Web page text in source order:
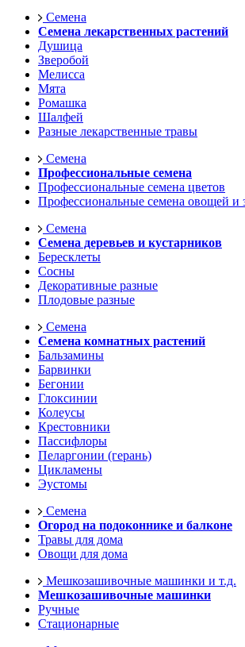
Семена
Семена лекарственных растений
Душица
Зверобой
Мелисса
Мята
Ромашка
Шалфей
Разные лекарственные травы
Семена
Профессиональные семена
Профессиональные семена цветов
Профессиональные семена овощей и
Семена
Семена деревьев и кустарников
Бересклеты
Сосны
Декоративные разные
Плодовые разные
Семена
Семена комнатных растений
Бальзамины
Барвинки
Бегонии
Глоксинии
Колеусы
Крестовники
Пассифлоры
Пеларгонии (герань)
Цикламены
Эустомы
Семена
Огород на подоконнике и балконе
Травы для дома
Овощи для дома
Мешкозашивочные машинки и т.д.
Мешкозашивочные машинки
Ручные
Стационарные